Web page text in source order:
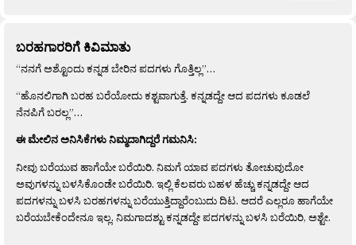
ಬರಹಗಾರರಿಗೆ ಕಿವಿಮಾತು
“ನನಗೆ ಅಶ್ಟೊಂದು ಕನ್ನಡ ಬೇರಿನ ಪದಗಳು ಗೊತ್ತಿಲ್ಲ”…
“ಹೊನಲಿಗಾಗಿ ಬರಹ ಬರೆಯೋದು ಕಶ್ಟವಾಗುತ್ತೆ. ಕನ್ನಡದ್ದೇ ಆದ ಪದಗಳು ಕೂಡಲೆ
ನೆನಪಿಗೆ ಬರಲ್ಲ”…
ಈ ಮೇಲಿನ ಅನಿಸಿಕೆಗಳು ನಿಮ್ಮದಾಗಿದ್ದರೆ ಗಮನಿಸಿ:
ನೀವು ಬರೆಯುವ ಹಾಗೆಯೇ ಬರೆಯಿರಿ. ನಿಮಗೆ ಯಾವ ಪದಗಳು ತೋಚುವುದೋ
ಅವುಗಳನ್ನು ಬಳಸಿಕೊಂಡೇ ಬರೆಯಿರಿ. ಇಲ್ಲಿ ಕೆಲವರು ಬಹಳ ಹೆಚ್ಚು ಕನ್ನಡದ್ದೇ ಆದ
ಪದಗಳನ್ನು ಬಳಸಿ ಬರಹಗಳನ್ನು ಬರೆಯುತ್ತಿದ್ದಾರೆಂಬುದು ದಿಟ. ಆದರೆ ಎಲ್ಲರೂ ಹಾಗೆಯೇ
ಬರೆಯಬೇಕೆಂದೇನೂ ಇಲ್ಲ. ನಿಮಗಾದಶ್ಟು ಕನ್ನಡದ್ದೇ ಪದಗಳನ್ನು ಬಳಸಿ ಬರೆಯಿರಿ, ಅಶ್ಟೇ.